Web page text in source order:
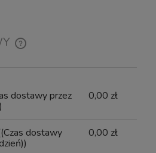
KOSZTÓW
dostawy przez
0,00 zł
dostawy
0,00 zł